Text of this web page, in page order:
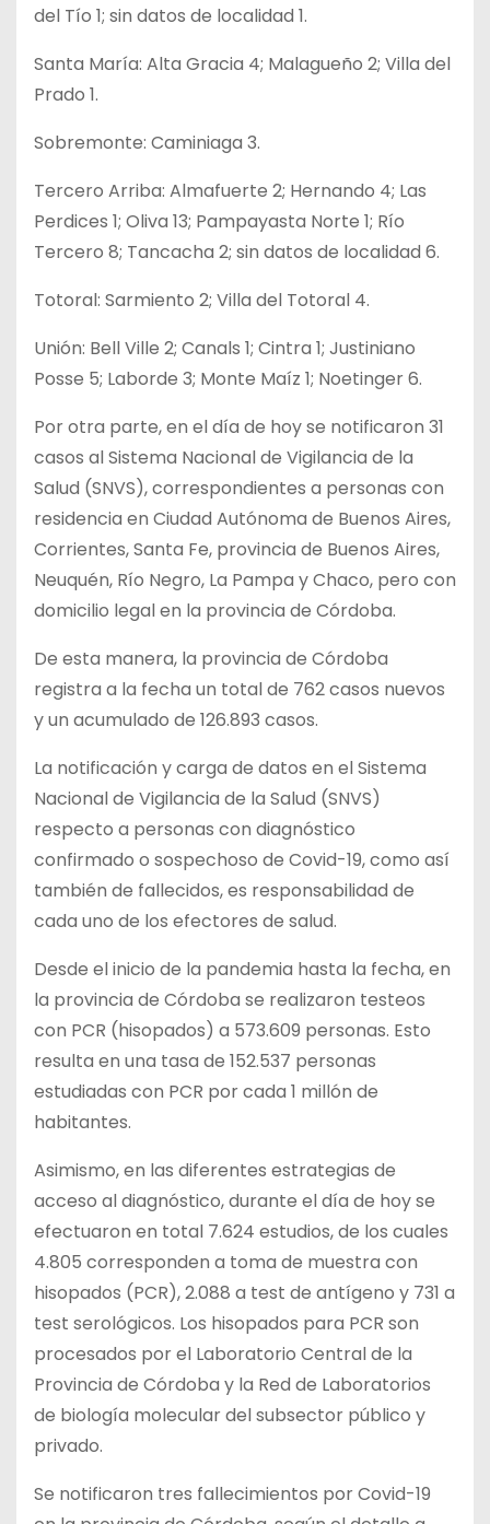
del Tío 1; sin datos de localidad 1.
Santa María: Alta Gracia 4; Malagueño 2; Villa del
Prado 1.
Sobremonte: Caminiaga 3.
Tercero Arriba: Almafuerte 2; Hernando 4; Las
Perdices 1; Oliva 13; Pampayasta Norte 1; Río
Tercero 8; Tancacha 2; sin datos de localidad 6.
Totoral: Sarmiento 2; Villa del Totoral 4.
Unión: Bell Ville 2; Canals 1; Cintra 1; Justiniano
Posse 5; Laborde 3; Monte Maíz 1; Noetinger 6.
Por otra parte, en el día de hoy se notificaron 31
casos al Sistema Nacional de Vigilancia de la
Salud (SNVS), correspondientes a personas con
residencia en Ciudad Autónoma de Buenos Aires,
Corrientes, Santa Fe, provincia de Buenos Aires,
Neuquén, Río Negro, La Pampa y Chaco, pero con
domicilio legal en la provincia de Córdoba.
De esta manera, la provincia de Córdoba
registra a la fecha un total de 762 casos nuevos
y un acumulado de 126.893 casos.
La notificación y carga de datos en el Sistema
Nacional de Vigilancia de la Salud (SNVS)
respecto a personas con diagnóstico
confirmado o sospechoso de Covid-19, como así
también de fallecidos, es responsabilidad de
cada uno de los efectores de salud.
Desde el inicio de la pandemia hasta la fecha, en
la provincia de Córdoba se realizaron testeos
con PCR (hisopados) a 573.609 personas. Esto
resulta en una tasa de 152.537 personas
estudiadas con PCR por cada 1 millón de
habitantes.
Asimismo, en las diferentes estrategias de
acceso al diagnóstico, durante el día de hoy se
efectuaron en total 7.624 estudios, de los cuales
4.805 corresponden a toma de muestra con
hisopados (PCR), 2.088 a test de antígeno y 731 a
test serológicos. Los hisopados para PCR son
procesados por el Laboratorio Central de la
Provincia de Córdoba y la Red de Laboratorios
de biología molecular del subsector público y
privado.
Se notificaron tres fallecimientos por Covid-19